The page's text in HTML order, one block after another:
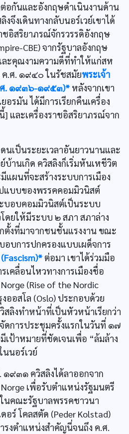
อกันและอังกฤษดำเนินงานด้าน
งจึงเดินทางกลับนอร์เวย์เขาได้
ชอิสริยาภรณ์จักรวรรดิอังกฤษ
CBE) จากรัฐบาลอังกฤษ
ะคุณงามความดีที่ทำให้แก่สห
.ศ. ๑๙๔๐ ในรัชสมัยพระเจ้า
.ศ. ๑๙๓๖-๑๙๕๓)* หลังจากเขา
รมัน ได้มีการเรียกคืนเครื่อง
และเครื่องราชอิสริยาภรณ์จาก
นเป็นระยะเวลาอันยาวนานและ
บ้านเกิด ควิสลิงก็เริ่มหันเหชีวิต
มีแผนที่จะสร้างระบบการเมือง
แบบของพรรคคอมมิวนิสต์
ะบอบคอมมิวนิสต์เป็นระบบ
ดยให้มีระบบ ๒ สภา สภาล่าง
ตั้งที่มาจากชนชั้นแรงงาน ขณะ
อบการปกครองแบบเผด็จการ
ต่อมา เขาได้ร่วมมือ
คลื่อนไหวทางการเมืองชื่อ
(Rise of the Nordic
ออสโล (Oslo) ประกอบด้วย
ลิงทำหน้าที่เป็นหัวหน้าเรียกว่า
ดการประชุมครั้งแรกในวันที่ ๑๗
ป้าหมายที่ชัดเจนเพื่อ “ล้มล้าง
นอร์เวย์
๙๓๑ ควิสลิงได้ลาออกจาก
เพื่อรับตำแหน่งรัฐมนตรี
นคณะรัฐบาลพรรคชาวนา
อร์ โคลสตัด (Peder Kolstad)
รงตำแหน่งสำคัญนี่จนถึง ค.ศ.